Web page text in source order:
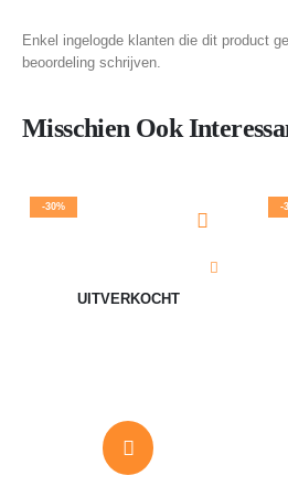
Enkel ingelogde klanten die dit product
beoordeling schrijven.
Misschien Ook
-30%
UITVERKOCHT
-